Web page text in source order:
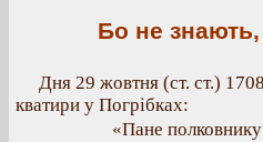
Бо не
Дня 29 жовтня (ст. ст.)
кватири у Погрібках:
«Пане полковнику